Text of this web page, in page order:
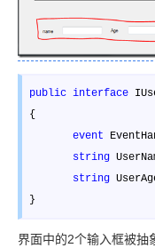
public interface
{
event
string
string
}
界面中的2个输入框被抽